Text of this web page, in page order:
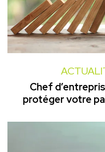
Chef
protéger votre